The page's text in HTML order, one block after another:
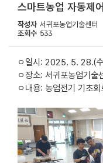
스마트농업 자동제
작성자 서귀포농업기술센터
조회수 533
ㅇ일시: 2025. 5. 28.(
ㅇ장소: 서귀포농업기술
ㅇ내용: 농업전기 기초